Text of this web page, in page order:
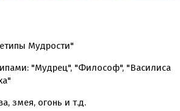
Мудрости"
"Мудрец", "Философ", "Василиса
змея, огонь и т.д.